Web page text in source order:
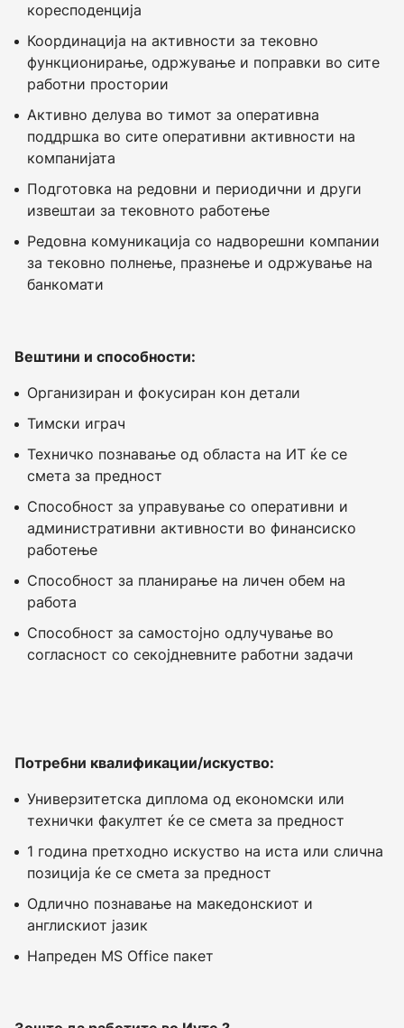
коресподенција
Координaција на активности за тековно
функционирање, одржување и поправки во сите
работни простории
Активно делува во тимот за оперативна
поддршка во сите оперативни активности на
компанијата
Подготовка на редовни и периодични и други
извештаи за тековното работење
Редовна комуникација со надворешни компании
за тековно полнење, празнење и одржување на
банкомати
Вештини и способности:
Организиран и фокусиран кон детали
Тимски играч
Техничко познавање од областа на ИТ ќе се
смета за предност
Способност за управување со оперативни и
административни активности во финансиско
работење
Способност за планирање на личен обем на
работа
Способност за самостојно одлучување во
согласност со секојдневните работни задачи
Потребни квалификации/искуство:
Универзитетска диплома од економски или
технички факултет ќе се смета за предност
1 година претходно искуство на иста или слична
позиција ќе се смета за предност
Одлично познавање на македонскиот и
англискиот јазик
Напреден MS Office пакет